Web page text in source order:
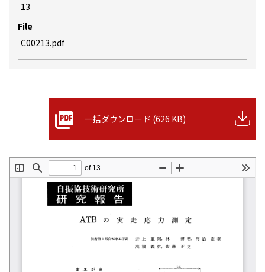
13
File
C00213.pdf
一括ダウンロード (626 KB)